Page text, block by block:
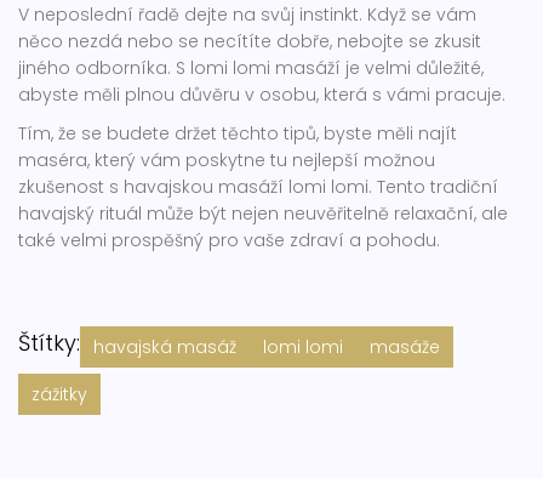
V neposlední řadě dejte na svůj instinkt. Když se vám
něco nezdá nebo se necítíte dobře, nebojte se zkusit
jiného odborníka. S lomi lomi masáží je velmi důležité,
abyste měli plnou důvěru v osobu, která s vámi pracuje.
Tím, že se budete držet těchto tipů, byste měli najít
maséra, který vám poskytne tu nejlepší možnou
zkušenost s havajskou masáží lomi lomi. Tento tradiční
havajský rituál může být nejen neuvěřitelně relaxační, ale
také velmi prospěšný pro vaše zdraví a pohodu.
Štítky: havajská masáž lomi lomi
masáže
zážitky